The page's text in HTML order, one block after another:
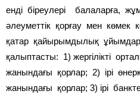
енді біреулері балаларға,
әлеуметтік қорғау мен көмек
қатар қайырымдылық
қалыптасты: 1) жергілікті
жанындағы қорлар; 2) ірі
жанындағы қорлар; 3) ірі